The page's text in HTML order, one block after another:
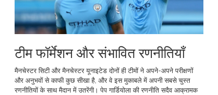
टीम फॉर्मेशन और संभावित रणनीतियाँ
मैनचेस्टर सिटी और मैनचेस्टर यूनाइटेड दोनों ही टीमों ने अपने-अपने परीक्षणों
और अनुभवों से काफी कुछ सीखा है, और वे इस मुकाबले में अपनी सबसे चुस्त
रणनीतियों के साथ मैदान में उतरेंगी। पेप गार्डियोला की रणनीति सदैव आक्रामक